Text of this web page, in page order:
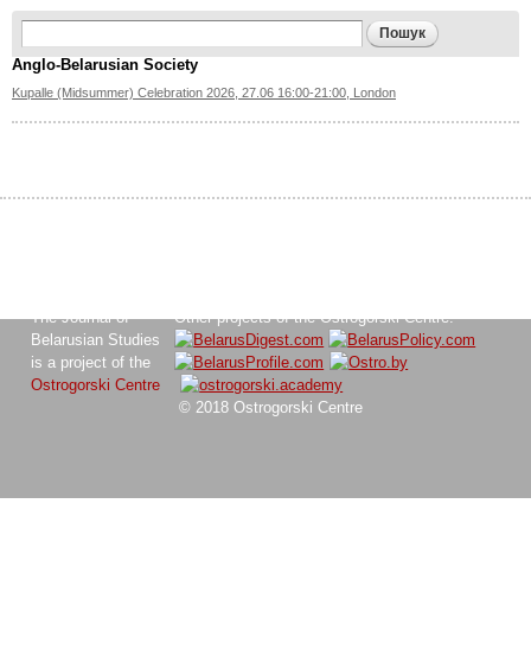
Search form
Anglo-Belarusian Society
Kupalle (Midsummer) Celebration 2026, 27.06 16:00-21:00, London
The Journal of
Belarusian Studies
is a project of the
Ostrogorski Centre
Other projects of the Ostrogorski Centre:
© 2018 Ostrogorski Centre